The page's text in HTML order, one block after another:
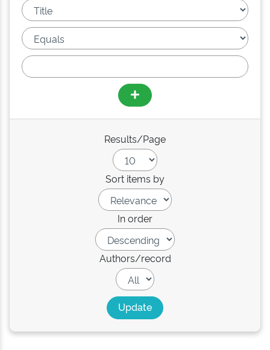
Results/Page
Sort items by
In order
Authors/record